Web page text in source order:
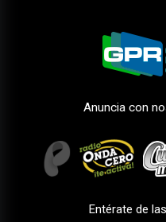
Anuncia con
Entérate de